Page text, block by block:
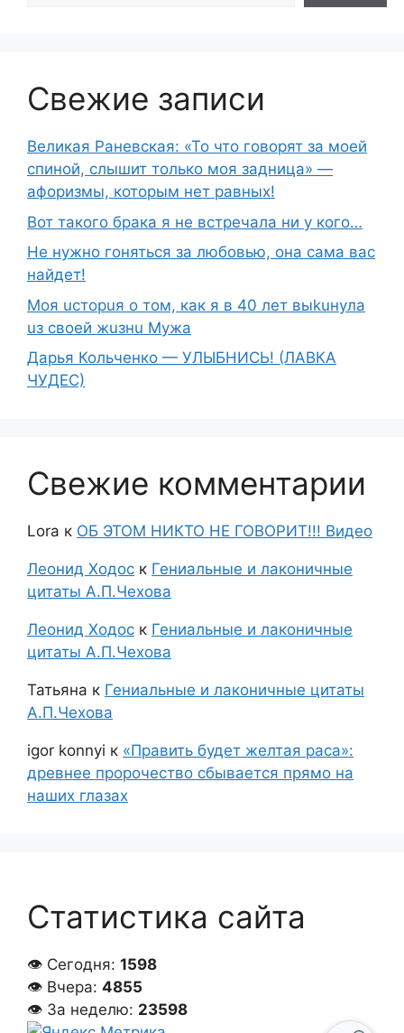
Свежие записи
Великая Раневская: «То что говорят за моей
спиной, слышит только моя задница» —
афоризмы, которым нет равных!
Вот такого брака я не встречала ни у кого…
Не нужно гоняться за любовью, она сама вас
найдет!
Moя ucтopuя о том, как я в 40 лет выkuнyлa
uз свoeй жuзнu Myжа
Дарья Кольченко — УЛЫБНИСЬ! (ЛАВКА
ЧУДЕС)
Свежие комментарии
Lora к ОБ ЭТОМ НИКТО НЕ ГОВОРИТ!!! Видео
Леонид Ходос к Гениальные и лаконичные
цитаты А.П.Чехова
Леонид Ходос к Гениальные и лаконичные
цитаты А.П.Чехова
Татьяна к Гениальные и лаконичные цитаты
А.П.Чехова
igor konnyi к «Править будет желтая раса»:
древнее пророчество сбывается прямо на
наших глазах
Статистика сайта
👁 Сегодня: 1598
👁 Вчера: 4855
👁 За неделю: 23598